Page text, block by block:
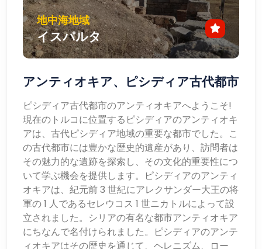
地中海地域
イスパルタ
アンティオキア、ピシディア古代都市
ピシディア古代都市のアンティオキアへようこそ!
現在のトルコに位置するピシディアのアンティオキ
アは、古代ピシディア地域の重要な都市でした。こ
の古代都市には豊かな歴史的遺産があり、訪問者は
その魅力的な遺跡を探索し、その文化的重要性につ
いて学ぶ機会を提供します。ピシディアのアンティ
オキアは、紀元前 3 世紀にアレクサンダー大王の将
軍の 1 人であるセレウコス 1 世ニカトルによって設
立されました。シリアの有名な都市アンティオキア
にちなんで名付けられました。ピシディアのアンテ
ィオキアはその歴史を通じて、ヘレニズム、ロー